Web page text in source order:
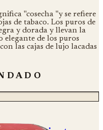
"cosecha "y se refiere
de tabaco. Los puros de
y dorada y llevan la
elegante de los puros
las cajas de lujo lacadas